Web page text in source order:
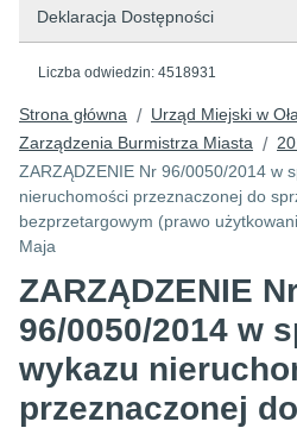
Deklaracja Dostępności
Liczba odwiedzin: 4518931
Strona główna / Urząd Miejski w
Zarządzenia Burmistrza Miasta /
ZARZĄDZENIE Nr 96/0050/2014 w
nieruchomości przeznaczonej do
bezprzetargowym (prawo
Maja
ZARZĄDZENIE
96/0050/2014 w
wykazu
przeznaczonej